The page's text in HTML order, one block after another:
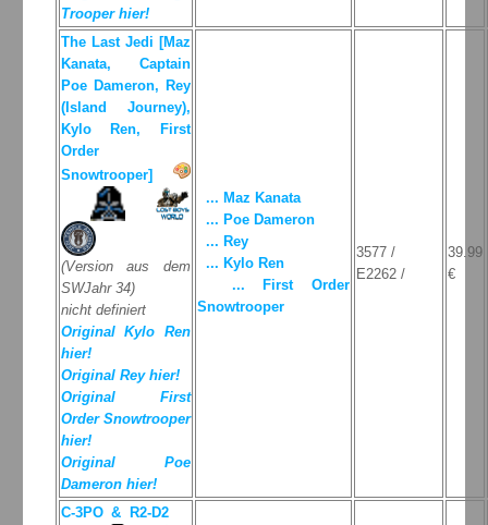
Trooper hier!
The Last Jedi [Maz
Kanata, Captain
Poe Dameron, Rey
(Island Journey),
Kylo Ren, First
Order
Snowtrooper]
(Version aus dem
SWJahr 34)
nicht definiert
Original Kylo Ren
hier!
Original Rey hier!
Original First
Order Snowtrooper
hier!
Original Poe
Dameron hier!
... Maz Kanata
... Poe Dameron
... Rey
... Kylo Ren
... First Order
Snowtrooper
3577 /
E2262 /
39.99
€
C-3PO & R2-D2